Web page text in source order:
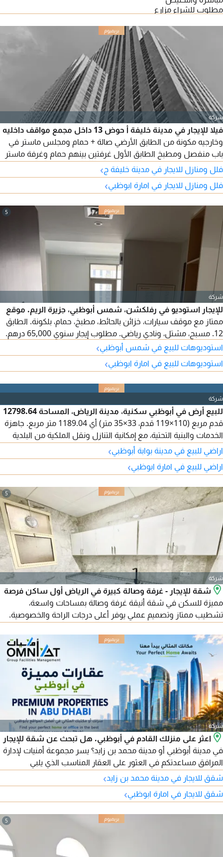
مطلوب للشراء مزارع
شركة
فيلا للإيجار في مدينة خليفة أ حوض 13 داخل مجمع مواقف داخليه
وخارجيه مكونة من الطابق الأرضي صالة + حمام ومجلس ماستر في
باب منفصل ومطبخ الطابق الأول غرفتين بينهم حمام وغرفة ماستر
بكبتات وصالة الطابق الثاني غرفتين بينهم حمام السعر 155 ألف
فلل ومنازل للايجار في مدينة خليفة ج›
فلل ومنازل للايجار في امارة ابوظبي›
5
شركة
للإيجار استوديو في رفلكشن، شمس أبوظبي، جزيرة الريم. موقع
ممتاز مع موقف سيارات، خزائن بالحائط، مطبخ، حمام، بلكونة. الطابق
12. مسبح، مشتل، ونادي رياضي. مطلوب إيجار سنوي 65,000 درهم.
استوديوهات للبيع في شمس أبوظبي›
استوديوهات للبيع في امارة ابوظبي›
شركة
للبيع أرض في أبوظبي سكنية، مدينة الرياض، المساحة 12798.64
قدم مربع (110×119 قدم، 33×35 متر) أي 1189.04 متر مربع. جاهزة
الخدمات والبنية التحتية، مع إمكانية التنازل ونقل الملكية من البلدية
مباشرة. حوض 135، الأرض مساحتها كبيرة، وهي ثاني قطعة من
الزاوية. المطلوب 2 مليون و550 ألف درهم، قابلة للتفاوض. التنازل
فقط للإماراتيين.
اراضي للبيع في مدينة بوابة أبوظبي›
اراضي للبيع في امارة ابوظبي›
5
شركة
شقة للإيجار - غرفة وصالة كبيرة في الرياض أول ساكن فرصة
مميزة للسكن في شقة أنيقة غرفة وصالة بمساحات واسعة،
تشطيب ممتاز وتصميم عملي يوفر أعلى درجات الراحة والخصوصية.
نوم كبيرة ومريحة صالة واسعه ومضيئة مساحات رحبة وتوزيع ذكي
تشطيب ممتاز بمواد عالية الجودة خصوصية عالية أول ساكن الموقع
موقع مميز في مدينة الرياض قريب اللولو وبالقرب من جميع الخدمات
شركة
اعثر على منزلك القادم في أبوظبي. هل تبحث عن شقة للإيجار
في مدينة أبوظبي أو مدينة محمد بن زايد؟ يسر مجموعة أمنيات لإدارة
المرافق مساعدتكم في العثور على العقار المناسب الذي يلبي
احتياجاتكم وميزانيتكم. نوفر مجموعة متنوعة من الوحدات السكنية
المتاحة في أبرز مناطق أبوظبي، بدءًا من الاستوديو وحتى الشقق
العائلية الواسعة. المناطق المتوفرة تشمل: مدينة أبوظبي - مدينة
شقق للايجار في مدينة محمد بن زايد›
شقق للايجار في امارة ابوظبي›
5